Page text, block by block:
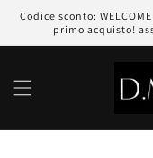
direttamente
ai contenuti
Codice sconto:
primo acquisto!